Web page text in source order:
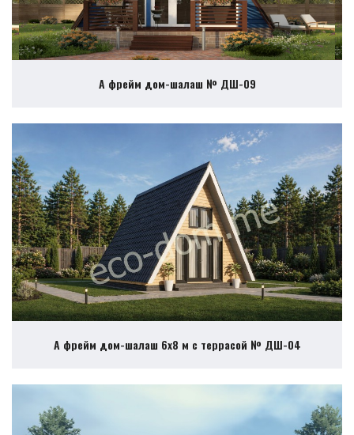
А фрейм дом-шалаш № ДШ-09
А фрейм дом-шалаш 6х8 м с террасой № ДШ-04